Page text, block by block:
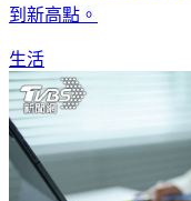
到新高點。
生活